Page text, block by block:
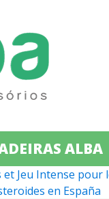
ALBA
et Jeu Intense
en España